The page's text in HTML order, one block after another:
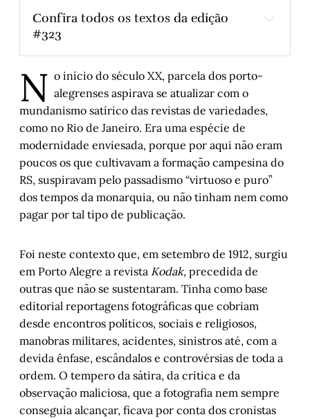
Confira todos os textos da edição
#323
A demora do livro, a demora do idioma, por
Augusto Darde
O rock gaúcho – Parte V, por Arthur de
Faria
Um encontro fugaz entre o ser e o estar
por Horacio Dottori
O que ainda precisamos ensinar, por Kétina
Timboni
Da criatividade ao cuidado: aprendizados de
uma vida em movimento, por Marilice Costi
Mayara Floss
, por Olga Garcia Falceto
Marina Lima em Ópera Grunkie, por
Luciano Mello
Entre o mundo e eu – Capítulo III, por
Marlon Pires Ramos
Cordel do Corte Raso – Capítulo III, por
Gonçalo Ferraz
Porto Alegre, 1912-14: Os pinta-monos da
revista Kodak , por Arnoldo Doberstein
N o início do século XX, parcela dos porto-
alegrenses aspirava se atualizar com o
mundanismo satírico das revistas de variedades,
como no Rio de Janeiro. Era uma espécie de
modernidade enviesada, porque por aqui não eram
poucos os que cultivavam a formação campesina do
RS, suspiravam pelo passadismo “virtuoso e puro”
dos tempos da monarquia, ou não tinham nem como
pagar por tal tipo de publicação.
Foi neste contexto que, em setembro de 1912, surgiu
em Porto Alegre a revista Kodak, precedida de
outras que não se sustentaram. Tinha como base
editorial reportagens fotográficas que cobriam
desde encontros políticos, sociais e religiosos,
manobras militares, acidentes, sinistros até, com a
devida ênfase, escândalos e controvérsias de toda a
ordem. O tempero da sátira, da crítica e da
observação maliciosa, que a fotografia nem sempre
conseguia alcançar, ficava por conta dos cronistas